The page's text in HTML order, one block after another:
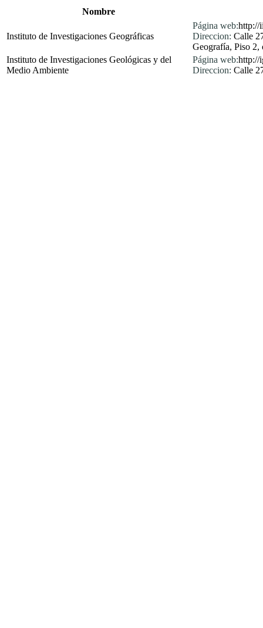
Nombre
Instituto de Investigaciones Geográficas
Página web:http://
Direccion: Calle
Geografía, Piso 2,
Instituto de Investigaciones Geológicas y del
Medio Ambiente
Página web:http://
Direccion: Calle